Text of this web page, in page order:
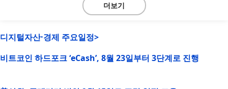
더보기
디지털자산·경제 주요일정>
비트코인 하드포크 ‘eCash’, 8월 23일부터 3단계로 진행